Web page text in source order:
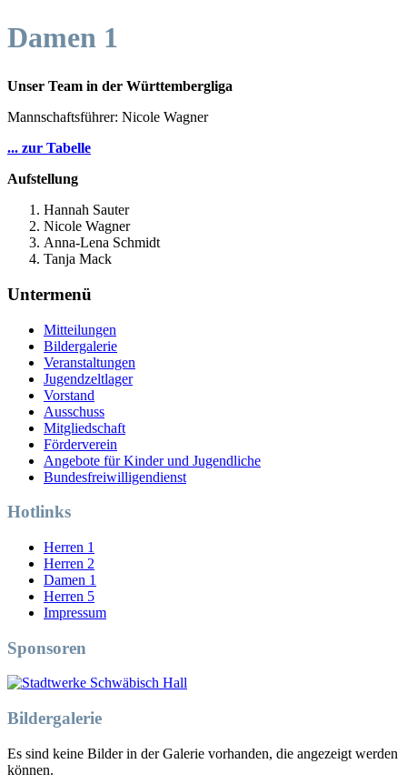
Damen 1
Unser Team in der Württembergliga
Mannschaftsführer: Nicole Wagner
... zur Tabelle
Aufstellung
Hannah Sauter
Nicole Wagner
Anna-Lena Schmidt
Tanja Mack
Untermenü
Mitteilungen
Bildergalerie
Veranstaltungen
Jugendzeltlager
Vorstand
Ausschuss
Mitgliedschaft
Förderverein
Angebote für Kinder und Jugendliche
Bundesfreiwilligendienst
Hotlinks
Herren 1
Herren 2
Damen 1
Herren 5
Impressum
Sponsoren
Bildergalerie
Es sind keine Bilder in der Galerie vorhanden, die angezeigt werden
können.